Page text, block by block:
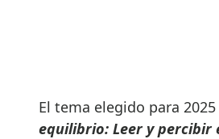
El tema elegido para 2025
equilibrio: Leer y percibir